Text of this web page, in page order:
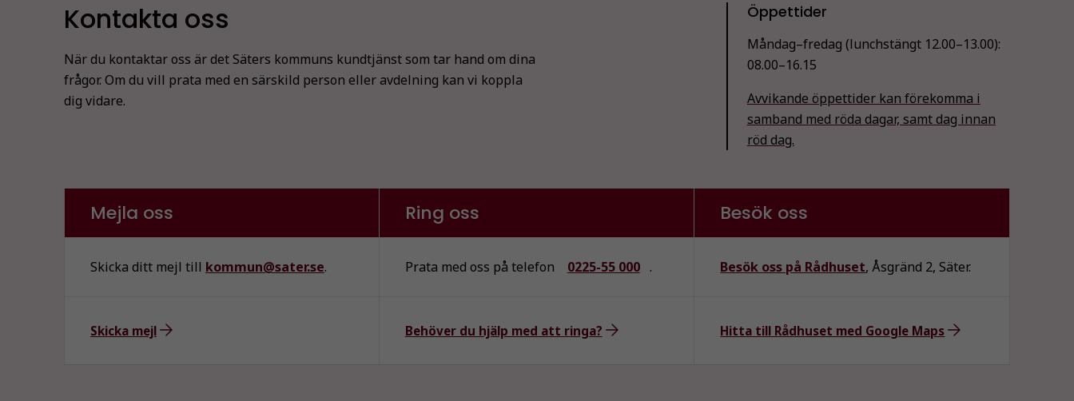
Kontakta oss
När du kontaktar oss är det Säters kommuns kundtjänst som tar hand om dina
frågor. Om du vill prata med en särskild person eller avdelning kan vi koppla
dig vidare.
Öppettider
Måndag–fredag (lunchstängt 12.00–13.00):
08.00–16.15
Avvikande öppettider kan förekomma i
samband med röda dagar, samt dag innan
röd dag.
Mejla oss
Skicka ditt mejl till kommun@sater.se.
Skicka mejl
Ring oss
Prata med oss på telefon 0225-55 000 .
Behöver du hjälp med att ringa?
Besök oss
Besök oss på Rådhuset, Åsgränd 2, Säter.
Hitta till Rådhuset med Google Maps